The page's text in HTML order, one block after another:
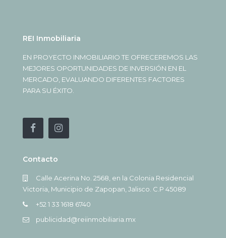
REI Inmobiliaria
EN PROYECTO INMOBILIARIO TE OFRECEREMOS LAS
MEJORES OPORTUNIDADES DE INVERSIÓN EN EL
MERCADO, EVALUANDO DIFERENTES FACTORES
PARA SU ÉXITO.
Contacto
Calle Acerina No. 2568, en la Colonia Residencial
Victoria, Municipio de Zapopan, Jalisco. C.P 45089
+52 1 33 1618 6740
publicidad@reiinmobiliaria.mx